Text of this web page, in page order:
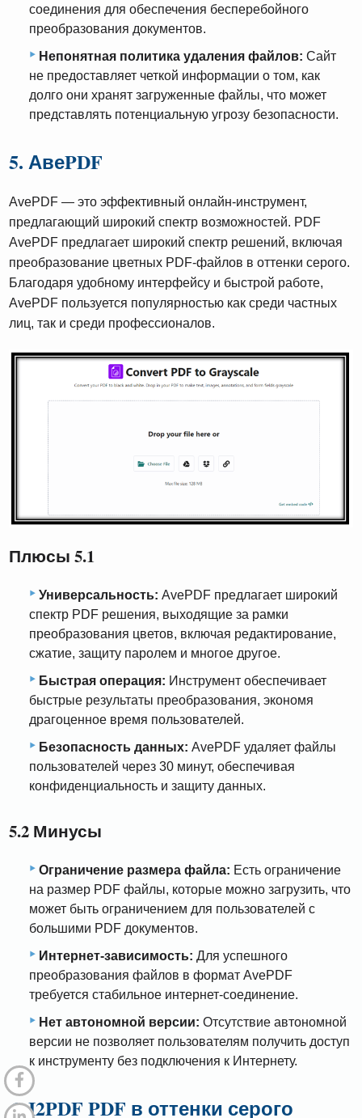
соединения для обеспечения бесперебойного
преобразования документов.
Непонятная политика удаления файлов: Сайт
не предоставляет четкой информации о том, как
долго они хранят загруженные файлы, что может
представлять потенциальную угрозу безопасности.
5. АвеPDF
AvePDF — это эффективный онлайн-инструмент,
предлагающий широкий спектр возможностей. PDF
AvePDF предлагает широкий спектр решений, включая
преобразование цветных PDF-файлов в оттенки серого.
Благодаря удобному интерфейсу и быстрой работе,
AvePDF пользуется популярностью как среди частных
лиц, так и среди профессионалов.
Плюсы 5.1
Универсальность: AvePDF предлагает широкий
спектр PDF решения, выходящие за рамки
преобразования цветов, включая редактирование,
сжатие, защиту паролем и многое другое.
Быстрая операция: Инструмент обеспечивает
быстрые результаты преобразования, экономя
драгоценное время пользователей.
Безопасность данных: AvePDF удаляет файлы
пользователей через 30 минут, обеспечивая
конфиденциальность и защиту данных.
5.2 Минусы
Ограничение размера файла: Есть ограничение
на размер PDF файлы, которые можно загрузить, что
может быть ограничением для пользователей с
большими PDF документов.
Интернет-зависимость: Для успешного
преобразования файлов в формат AvePDF
требуется стабильное интернет-соединение.
Нет автономной версии: Отсутствие автономной
версии не позволяет пользователям получить доступ
к инструменту без подключения к Интернету.
6. I2PDF PDF в оттенки серого